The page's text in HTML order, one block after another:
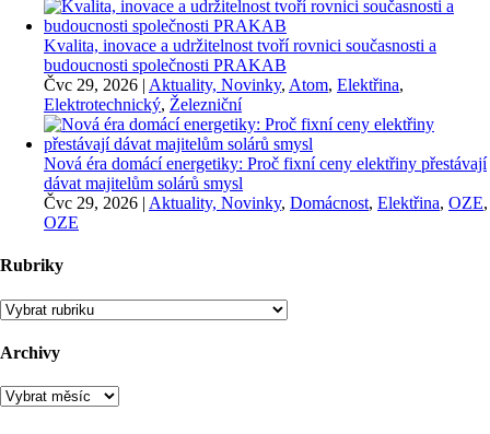
Kvalita, inovace a udržitelnost tvoří rovnici současnosti a
budoucnosti společnosti PRAKAB
Čvc 29, 2026 | Aktuality, Novinky, Atom, Elektřina,
Elektrotechnický, Železniční
Nová éra domácí energetiky: Proč fixní ceny elektřiny přestávají
dávat majitelům solárů smysl
Čvc 29, 2026 | Aktuality, Novinky, Domácnost, Elektřina, OZE,
OZE
Rubriky
Rubriky
Archivy
Archivy